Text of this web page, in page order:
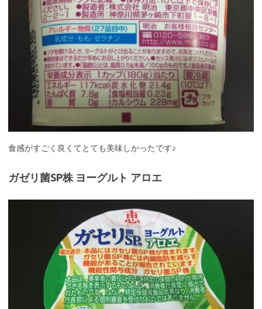
食感がすごく良くてとても美味しかったです♪
ガゼリ菌SP株 ヨーグルト アロエ